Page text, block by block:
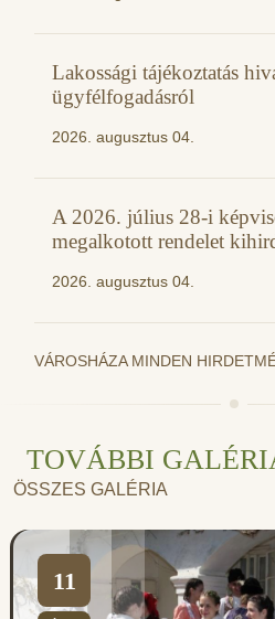
Lakossági tájékoztatás
ügyfélfogadásról
2026. augusztus 04.
A 2026. július 28-i
megalkotott rendelet
2026. augusztus 04.
VÁROSHÁZA MINDEN
TOVÁBBI
ÖSSZES GALÉRIA
11